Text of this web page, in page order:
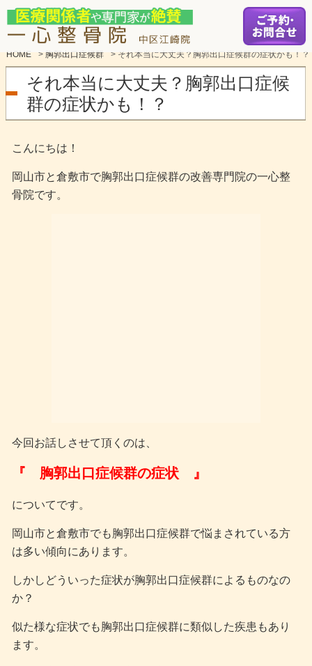
HOME > 胸郭出口症候群 > それ本当に大丈夫？胸郭出口症候群の症状かも！？
それ本当に大丈夫？胸郭出口症候
群の症状かも！？
こんにちは！
岡山市と倉敷市で胸郭出口症候群の改善専門院の一心整
骨院です。
今回お話しさせて頂くのは、
『 胸郭出口症候群の症状 』
についてです。
岡山市と倉敷市でも胸郭出口症候群で悩まされている方
は多い傾向にあります。
しかしどういった症状が胸郭出口症候群によるものなの
か？
似た様な症状でも胸郭出口症候群に類似した疾患もあり
ます。